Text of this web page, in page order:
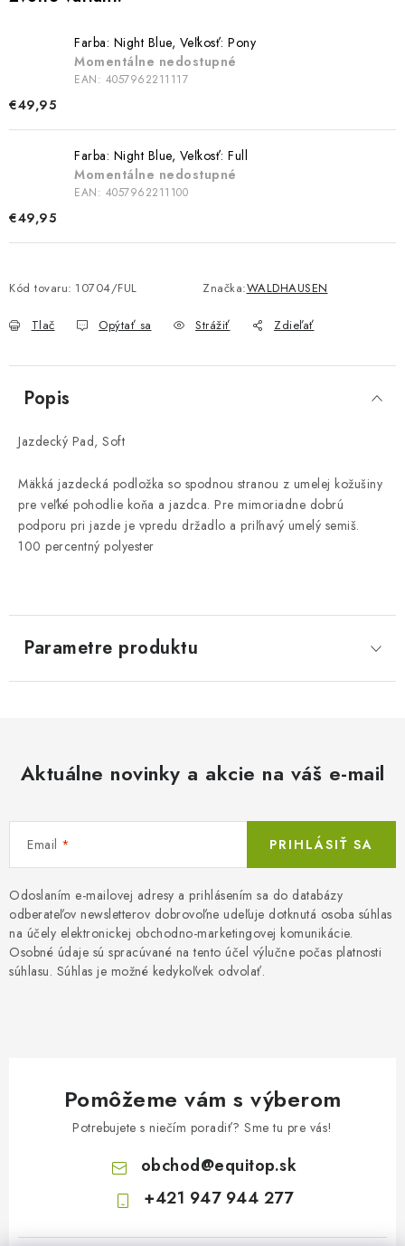
Farba: Night Blue, Veľkosť: Pony
Momentálne nedostupné
EAN: 4057962211117
€49,95
Farba: Night Blue, Veľkosť: Full
Momentálne nedostupné
EAN: 4057962211100
€49,95
Kód tovaru: 10704/FUL Značka:WALDHAUSEN
Tlač Opýtať sa Strážiť Zdieľať
Popis
Jazdecký Pad, Soft
Mäkká jazdecká podložka so spodnou stranou z umelej kožušiny
pre veľké pohodlie koňa a jazdca. Pre mimoriadne dobrú
podporu pri jazde je vpredu držadlo a priľnavý umelý semiš.
100 percentný polyester
Parametre produktu
Aktuálne novinky a akcie na váš e-mail
Email
Odoslaním e-mailovej adresy a prihlásením sa do databázy
odberateľov newsletterov dobrovoľne udeľuje dotknutá osoba súhlas
na účely elektronickej obchodno-marketingovej komunikácie.
Osobné údaje sú spracúvané na tento účel výlučne počas platnosti
súhlasu. Súhlas je možné kedykoľvek odvolať.
PRIHLÁSIŤ SA
Pomôžeme vám s výberom
Potrebujete s niečím poradiť? Sme tu pre vás!
obchod@equitop.sk
+421 947 944 277